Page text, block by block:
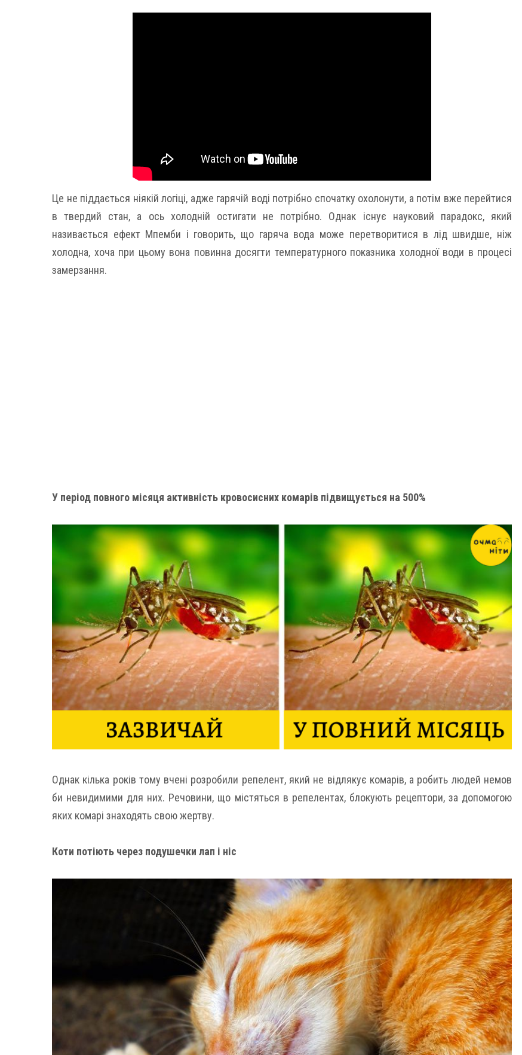
Це не піддається ніякій логіці, адже гарячій воді потрібно спочатку охолонути, а потім вже перейтися
в твердий стан, а ось холодній остигати не потрібно. Однак існує науковий парадокс, який
називається ефект Мпемби і говорить, що гаряча вода може перетворитися в лід швидше, ніж
холодна, хоча при цьому вона повинна досягти температурного показника холодної води в процесі
замерзання.
У період повного місяця активність кровосисних комарів підвищується на 500%
Однак кілька років тому вчені розробили репелент, який не відлякує комарів, а робить людей немов
би невидимими для них. Речовини, що містяться в репелентах, блокують рецептори, за допомогою
яких комарі знаходять свою жертву.
Коти потіють через подушечки лап і ніс